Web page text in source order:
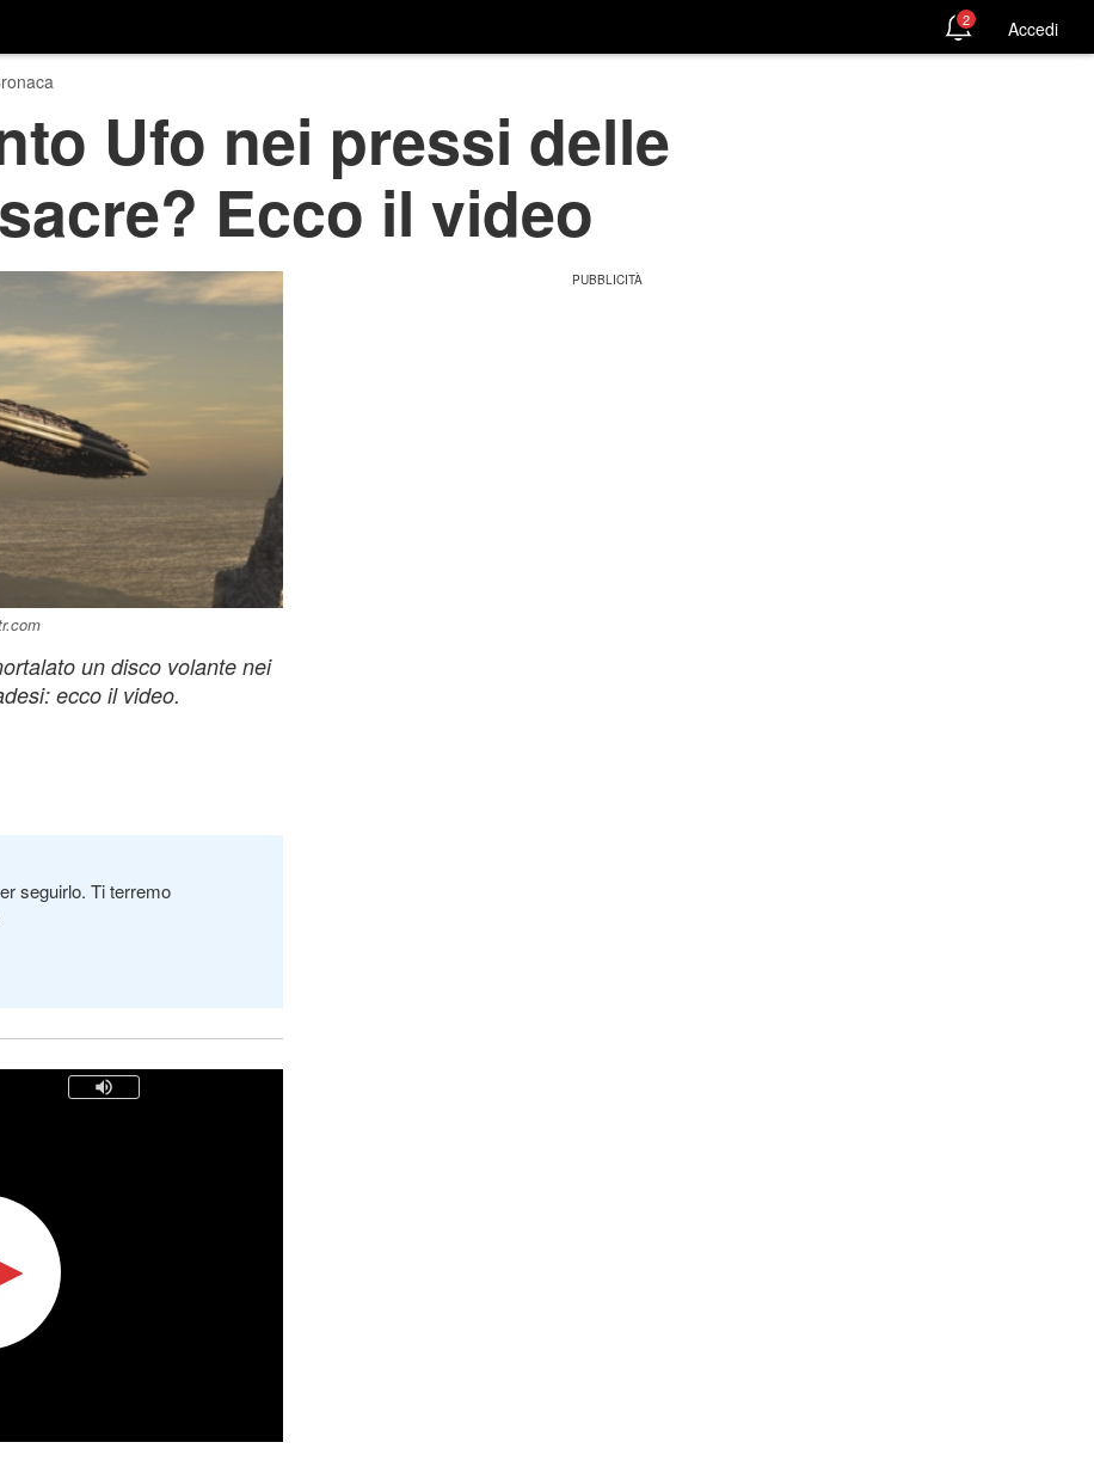
2 Accedi
Ufo nei pressi delle
Ecco il video
un disco volante nei
ecco il video.
seguirlo. Ti terremo